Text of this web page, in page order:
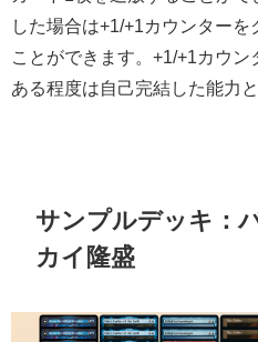
した場合は+1/+1カウンターを
ことができます。+1/+1カウ
ある程度は自己完結した能力
サンプルデッキ：
カイ隆盛